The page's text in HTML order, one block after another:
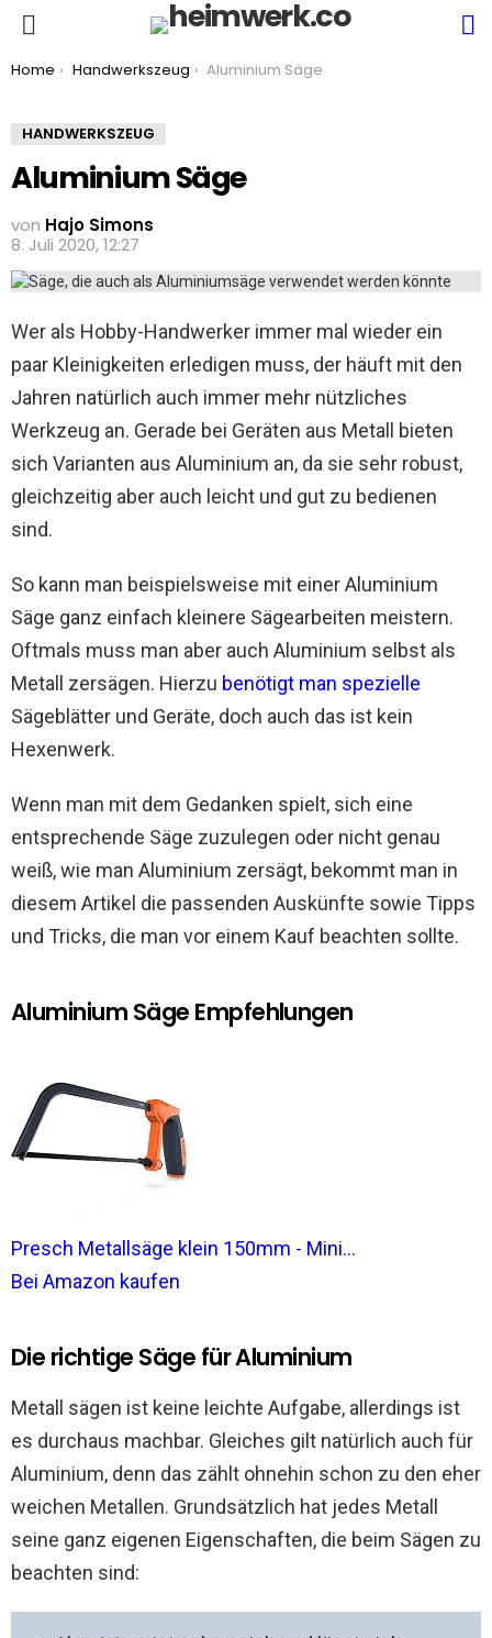
You are here:
Home Handwerkszeug Aluminium Säge
HANDWERKSZEUG
Aluminium Säge
von Hajo Simons
8. Juli 2020, 12:27
Wer als Hobby-Handwerker immer mal wieder ein
paar Kleinigkeiten erledigen muss, der häuft mit den
Jahren natürlich auch immer mehr nützliches
Werkzeug an. Gerade bei Geräten aus Metall bieten
sich Varianten aus Aluminium an, da sie sehr robust,
gleichzeitig aber auch leicht und gut zu bedienen
sind.
So kann man beispielsweise mit einer Aluminium
Säge ganz einfach kleinere Sägearbeiten meistern.
Oftmals muss man aber auch Aluminium selbst als
Metall zersägen. Hierzu benötigt man spezielle
Sägeblätter und Geräte, doch auch das ist kein
Hexenwerk.
Wenn man mit dem Gedanken spielt, sich eine
entsprechende Säge zuzulegen oder nicht genau
weiß, wie man Aluminium zersägt, bekommt man in
diesem Artikel die passenden Auskünfte sowie Tipps
und Tricks, die man vor einem Kauf beachten sollte.
Aluminium Säge Empfehlungen
Presch Metallsäge klein 150mm - Mini...
Bei Amazon kaufen
Die richtige Säge für Aluminium
Metall sägen ist keine leichte Aufgabe, allerdings ist
es durchaus machbar. Gleiches gilt natürlich auch für
Aluminium, denn das zählt ohnehin schon zu den eher
weichen Metallen. Grundsätzlich hat jedes Metall
seine ganz eigenen Eigenschaften, die beim Sägen zu
beachten sind: